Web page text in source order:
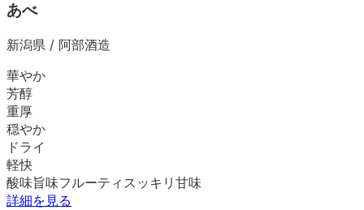
あべ
新潟県 / 阿部酒造
華やか
芳醇
重厚
穏やか
ドライ
軽快
酸味旨味フルーティ スッキリ 甘味
詳細を見る